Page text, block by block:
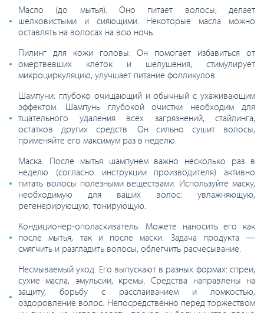
Масло (до мытья). Оно питает волосы, делает
шелковистыми и сияющими. Некоторые масла можно
оставлять на волосах на всю ночь.
Пилинг для кожи головы. Он помогает избавиться от
омертвевших клеток и шелушения, стимулирует
микроциркуляцию, улучшает питание фолликулов.
Шампуни: глубоко очищающий и обычный с ухаживающим
эффектом. Шампунь глубокой очистки необходим для
тщательного удаления всех загрязнений, стайлинга,
остатков других средств. Он сильно сушит волосы,
применяйте его максимум раз в неделю.
Маска. После мытья шампунем важно несколько раз в
неделю (согласно инструкции производителя) активно
питать волосы полезными веществами. Используйте маску,
необходимую для ваших волос: увлажняющую,
регенерирующую, тонирующую.
Кондиционер-ополаскиватель. Можете наносить его как
после мытья, так и после маски. Задача продукта —
смягчить и разгладить волосы, облегчить расчесывание.
Несмываемый уход. Его выпускают в разных формах: спреи,
сухие масла, эмульсии, кремы. Средства направлены на
защиту, борьбу с расслаиванием и ломкостью,
оздоровление волос. Непосредственно перед торжеством